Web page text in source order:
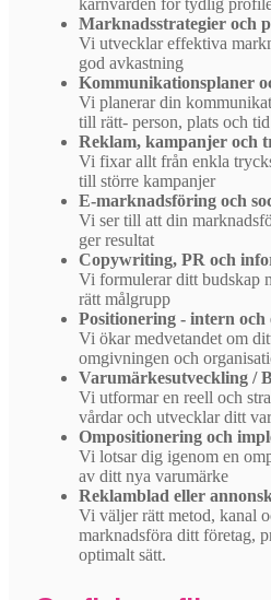
kärnvärden för tydlig
Marknadsstrategier och
Vi utvecklar effektiva
god avkastning
Kommunikationsplaner
Vi planerar din
till rätt- person, plats och tid
Reklam, kampanjer och
Vi fixar allt från enkla
till större kampanjer
E-marknadsföring och
Vi ser till att din
ger resultat
Copywriting, PR och
Vi formulerar ditt budskap
rätt målgrupp
Positionering - intern och
Vi ökar medvetandet om
omgivningen och
Varumärkesutveckling /
Vi utformar en reell och
vårdar och utvecklar ditt
Ompositionering och
Vi lotsar dig igenom en
av ditt nya varumärke
Reklamblad eller
Vi väljer rätt metod, kanal
marknadsföra ditt företag,
optimalt sätt.